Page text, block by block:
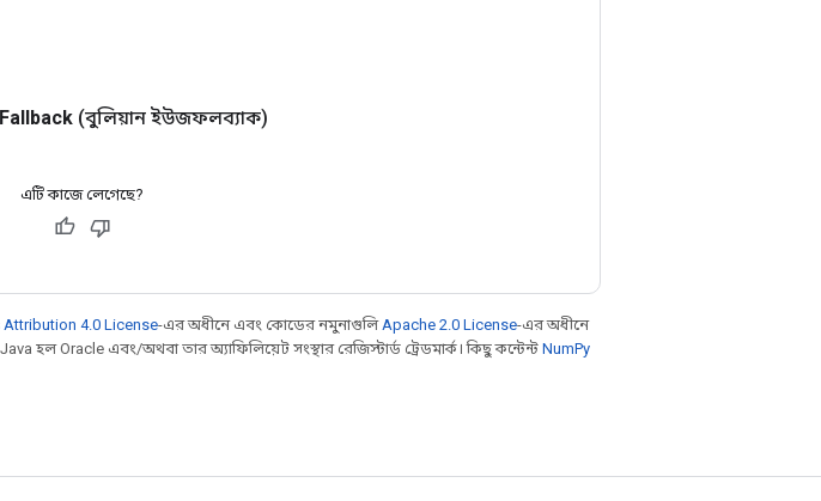
Fallback (বুলিয়ান ইউজফলব্যাক)
এটি কাজে লেগেছে?
4.0 License-এর অধীনে এবং কোডের নমুনাগুলি Apache 2.0 License-এর অধীনে
হল Oracle এবং/অথবা তার অ্যাফিলিয়েট সংস্থার রেজিস্টার্ড ট্রেডমার্ক। কিছু কন্টেন্টNumPy